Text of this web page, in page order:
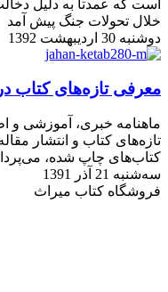
است که عمدتاً به دلیل
خلال تحولات جنگ پیش آمد
دوشنبه 30 اردیبهشت 1392
معرفی تازه‌های کتاب
ماهنامه خبری، آموزشی و
تازه‌های کتاب و انتشار
کتاب‌های چاپ شده،
سه‌شنبه 21 آذر 1391
فروشگاه کتاب میراث